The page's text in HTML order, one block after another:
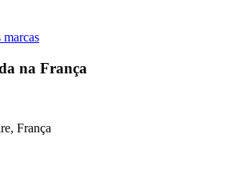
marcas
na França
França